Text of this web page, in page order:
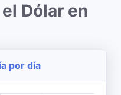
Dólar en
por día